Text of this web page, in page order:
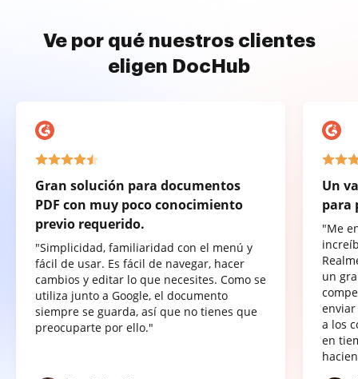
Ve por qué nuestros clientes
eligen DocHub
Gran solución para documentos
PDF con muy poco conocimiento
previo requerido.
"Simplicidad, familiaridad con el menú y
fácil de usar. Es fácil de navegar, hacer
cambios y editar lo que necesites. Como se
utiliza junto a Google, el documento
siempre se guarda, así que no tienes que
preocuparte por ello."
Un
para
"Me
un
a los
en